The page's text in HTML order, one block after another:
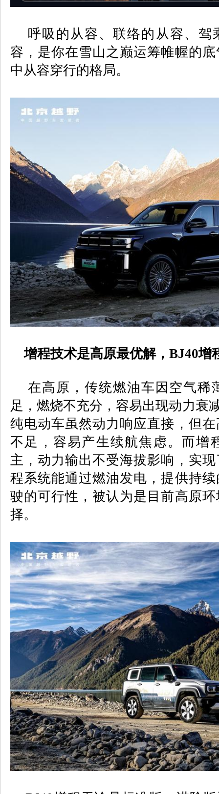
呼吸的从容、联络的从容、
容，是你在雪山之巅运筹帷幄的
中从容穿行的格局。
增程技术是高原最优解， BJ40增
在高原，传统燃油车因空气稀
足，燃烧不充分，容易出现动力衰
纯电动车虽然动力响应直接，但
不足，容易产生续航焦虑。而增
主，动力输出不受海拔影响，实
程系统能通过燃油发电，提供持
驶的可行性，被认为是目前高原
择。